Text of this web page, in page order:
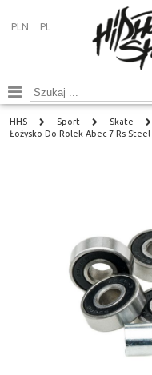
PLN PL
HHS Sport Skate
Łożysko Do Rolek Abec 7 Rs Steel